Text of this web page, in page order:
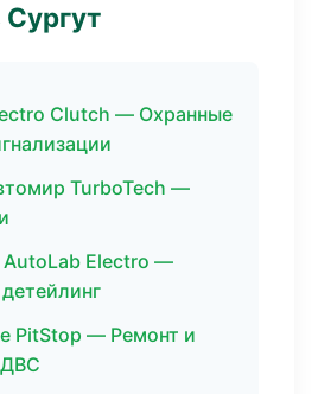
Clutch — Охранные
TurboTech —
Electro —
PitStop — Ремонт и
ДВС